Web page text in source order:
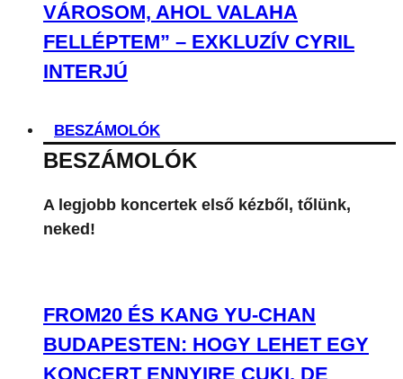
VÁROSOM, AHOL VALAHA
FELLÉPTEM” – EXKLUZÍV CYRIL
INTERJÚ
BESZÁMOLÓK
BESZÁMOLÓK
A legjobb koncertek első kézből, tőlünk,
neked!
FROM20 ÉS KANG YU-CHAN
BUDAPESTEN: HOGY LEHET EGY
KONCERT ENNYIRE CUKI, DE